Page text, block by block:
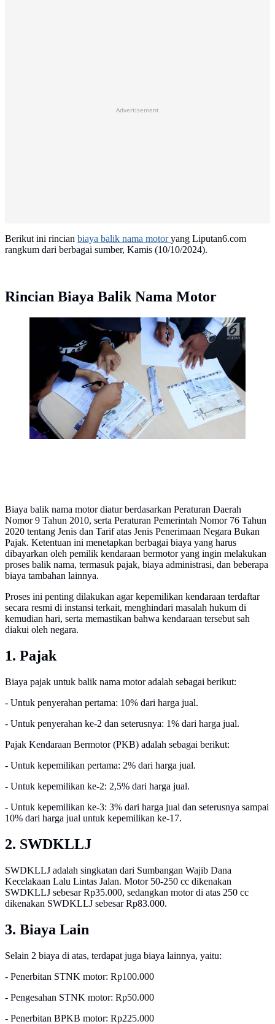
Advertisement
Berikut ini rincian biaya balik nama motoryang Liputan6.com
rangkum dari berbagai sumber, Kamis (10/10/2024).
Rincian Biaya Balik Nama Motor
Warga mengisi formulir untuk membayar pajak
kendaraan bermotor di samsat keliling di car free day,
Jakarta, Minggu (27/8). Perpanjangan STNK tanpa
BPKB hanya berlaku di gerai Samsat Keliling car free
day. (Liputan6.com/Angga Yuniar)
Biaya balik nama motor diatur berdasarkan Peraturan Daerah
Nomor 9 Tahun 2010, serta Peraturan Pemerintah Nomor 76 Tahun
2020 tentang Jenis dan Tarif atas Jenis Penerimaan Negara Bukan
Pajak. Ketentuan ini menetapkan berbagai biaya yang harus
dibayarkan oleh pemilik kendaraan bermotor yang ingin melakukan
proses balik nama, termasuk pajak, biaya administrasi, dan beberapa
biaya tambahan lainnya.
Proses ini penting dilakukan agar kepemilikan kendaraan terdaftar
secara resmi di instansi terkait, menghindari masalah hukum di
kemudian hari, serta memastikan bahwa kendaraan tersebut sah
diakui oleh negara.
1. Pajak
Biaya pajak untuk balik nama motor adalah sebagai berikut:
- Untuk penyerahan pertama: 10% dari harga jual.
- Untuk penyerahan ke-2 dan seterusnya: 1% dari harga jual.
Pajak Kendaraan Bermotor (PKB) adalah sebagai berikut:
- Untuk kepemilikan pertama: 2% dari harga jual.
- Untuk kepemilikan ke-2: 2,5% dari harga jual.
- Untuk kepemilikan ke-3: 3% dari harga jual dan seterusnya sampai
10% dari harga jual untuk kepemilikan ke-17.
2. SWDKLLJ
SWDKLLJ adalah singkatan dari Sumbangan Wajib Dana
Kecelakaan Lalu Lintas Jalan. Motor 50-250 cc dikenakan
SWDKLLJ sebesar Rp35.000, sedangkan motor di atas 250 cc
dikenakan SWDKLLJ sebesar Rp83.000.
3. Biaya Lain
Selain 2 biaya di atas, terdapat juga biaya lainnya, yaitu:
- Penerbitan STNK motor: Rp100.000
- Pengesahan STNK motor: Rp50.000
- Penerbitan BPKB motor: Rp225.000